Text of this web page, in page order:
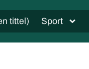
tittel) Sport